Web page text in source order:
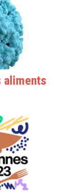
aliments